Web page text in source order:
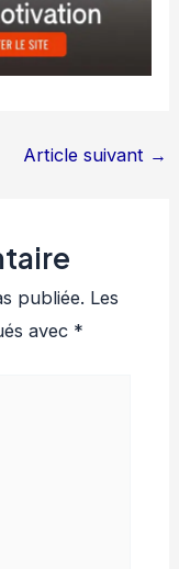
Article suivant →
publiée. Les
avec *